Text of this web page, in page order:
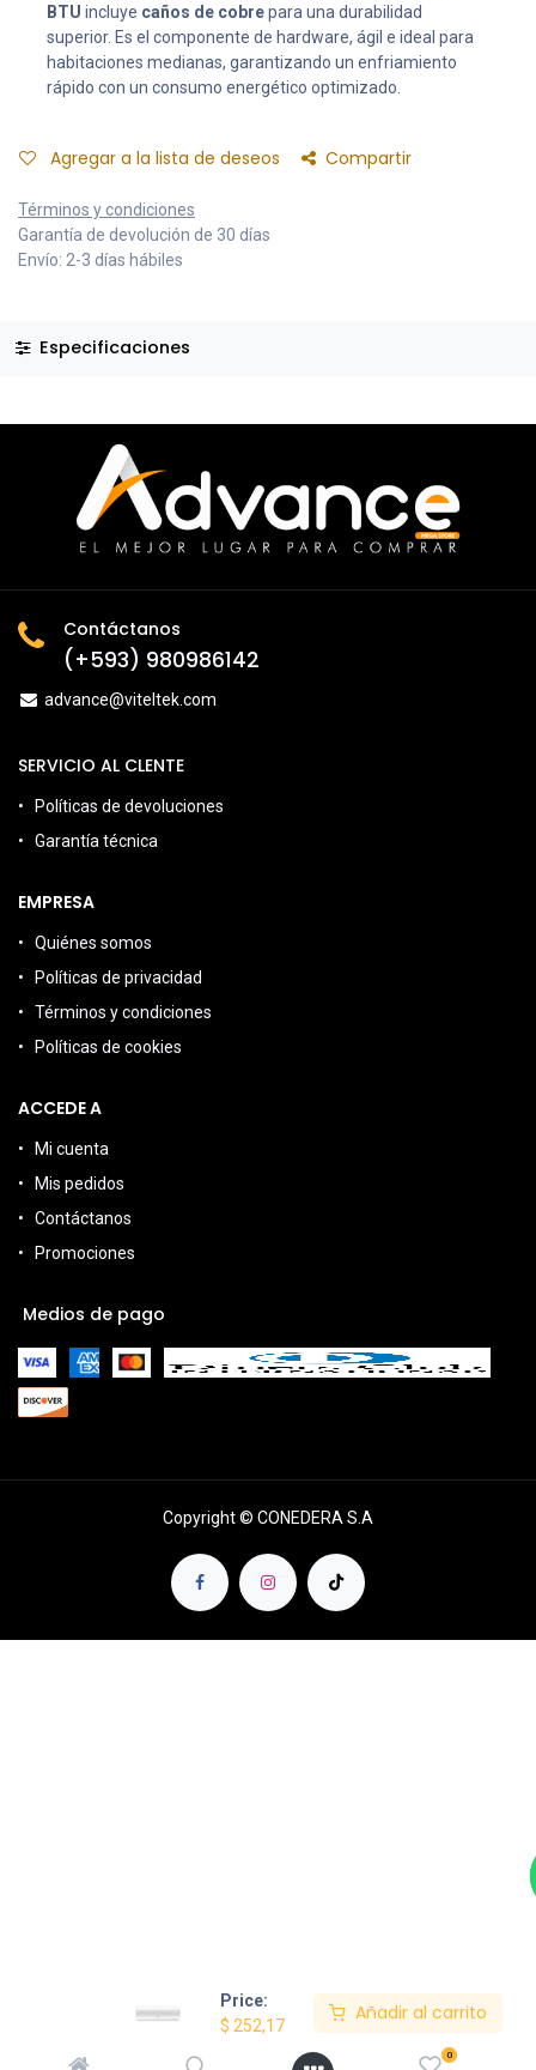
Price:
$ 252,17
Añadir al carrito
0
BTU incluye caños de cobrepara una durabilidad
superior. Es el componente de hardware, ágil e ideal para
habitaciones medianas, garantizando un enfriamiento
rápido con un consumo energético optimizado.
Agregar a la lista de deseos Compartir
Términos y condiciones
Garantía de devolución de 30 días
Envío: 2-3 días hábiles
Especificaciones
Contáctanos
(+593) 980986142
advance@viteltek.com
SERVICIO AL CLENTE
Políticas de devoluciones
Garantía técnica
EMPRESA
Quiénes somos
Políticas de privacidad
Términos y condiciones
Políticas de cookies
ACCEDE A
Mi cuenta
Mis pedidos
Contáctanos
Promociones
Medios de pago
Copyright © CONEDERA S.A